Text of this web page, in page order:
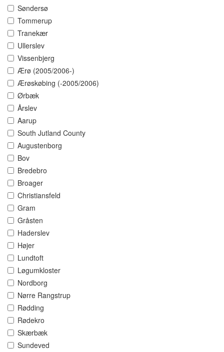
Søndersø
Tommerup
Tranekær
Ullerslev
Vissenbjerg
Ærø (2005/2006-)
Ærøskøbing (-2005/2006)
Ørbæk
Årslev
Aarup
South Jutland County
Augustenborg
Bov
Bredebro
Broager
Christiansfeld
Gram
Gråsten
Haderslev
Højer
Lundtoft
Løgumkloster
Nordborg
Nørre Rangstrup
Rødding
Rødekro
Skærbæk
Sundeved